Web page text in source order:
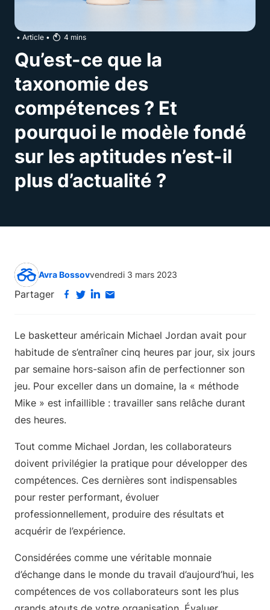
• Article • 4 mins
Qu’est-ce que la
taxonomie des
compétences ? Et
pourquoi le modèle fondé
sur les aptitudes n’est-il
plus d’actualité ?
Avra Bossovvendredi 3 mars 2023
Partager
Le basketteur américain Michael Jordan avait pour
habitude de s’entraîner cinq heures par jour, six jours
par semaine hors-saison afin de perfectionner son
jeu. Pour exceller dans un domaine, la « méthode
Mike » est infaillible : travailler sans relâche durant
des heures.
Tout comme Michael Jordan, les collaborateurs
doivent privilégier la pratique pour développer des
compétences. Ces dernières sont indispensables
pour rester performant, évoluer
professionnellement, produire des résultats et
acquérir de l’expérience.
Considérées comme une véritable monnaie
d’échange dans le monde du travail d’aujourd’hui, les
compétences de vos collaborateurs sont les plus